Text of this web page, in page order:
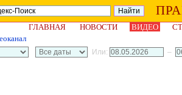
ГЛАВНАЯ НОВОСТИ ВИДЕО
Или: –